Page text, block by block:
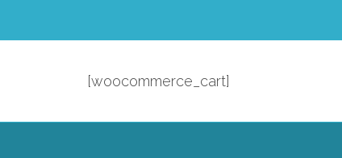
[woocommerce_cart]